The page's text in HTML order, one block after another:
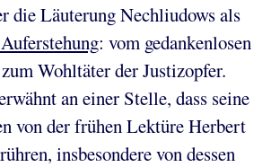
die Läuterung Nechliudows als
: vom gedankenlosen
Wohltäter der Justizopfer.
an einer Stelle, dass seine
von der frühen Lektüre Herbert
insbesondere von dessen